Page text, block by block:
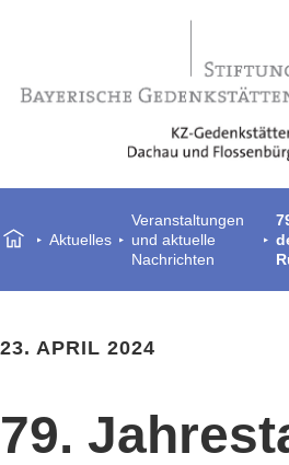
Aktuelles
Veranstaltungen
und aktuelle
Nachrichten
23. APRIL 2024
79.